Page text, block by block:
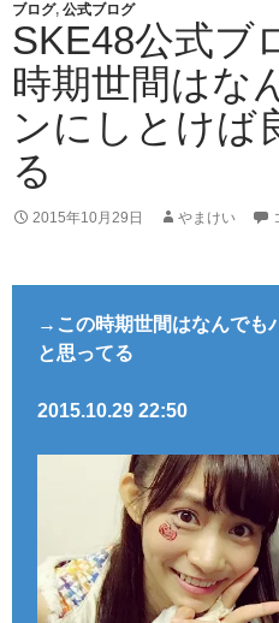
ブログ, 公式ブログ
SKE48公式ブ
時期世間はな
ンにしとけば
る
2015年10月29日 やまけい
→この時期世間はなんでも
と思ってる
2015.10.29 22:50